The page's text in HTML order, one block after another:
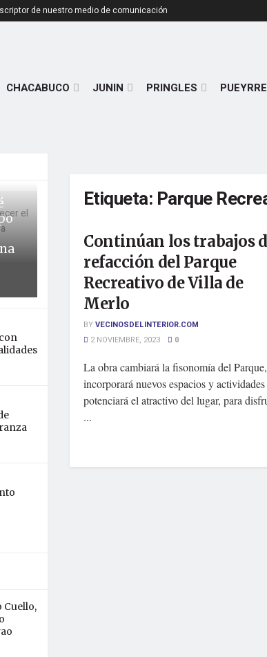
Cuello,
de nuestro medio de comunicación
CHACABUCO JUNIN PRINGLES
Etiqueta: Parque
Continúan los trabajos
refacción del Parque
Recreativo de Villa de
Merlo
BYVECINOSDELINTERIOR.COM
2 NOVIEMBRE, 2023
0
La obra cambiará la fisonomía del Parque,
incorporará nuevos espacios y
potenciará el atractivo del lugar, para
...